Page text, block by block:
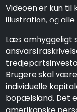
Videoen er kun
illustration, og
Læs omhyggeligt
Brugere skal
individuelle
bopælsland. Det
amerikanske